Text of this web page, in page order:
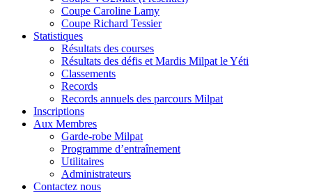
Coupe Caroline Lamy
Coupe Richard Tessier
Statistiques
Résultats des courses
Résultats des défis et Mardis Milpat le Yéti
Classements
Records
Records annuels des parcours Milpat
Inscriptions
Aux Membres
Garde-robe Milpat
Programme d’entraînement
Utilitaires
Administrateurs
Contactez nous